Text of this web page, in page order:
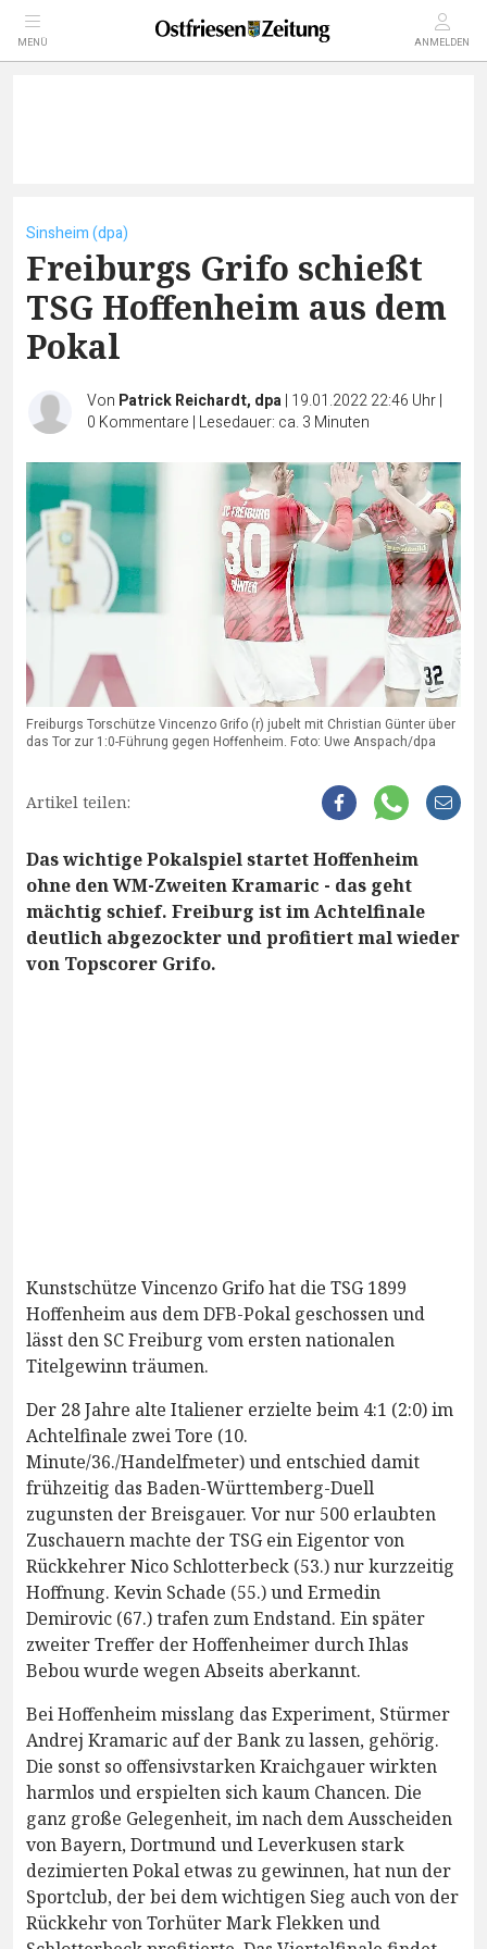
MENÜ ANMELDEN
Sinsheim (dpa)
Freiburgs Grifo schießt
TSG Hoffenheim aus dem
Pokal
Von Patrick Reichardt, dpa| 19.01.2022 22:46 Uhr|
0 Kommentare | Lesedauer: ca. 3 Minuten
Freiburgs Torschütze Vincenzo Grifo (r) jubelt mit Christian Günter über
das Tor zur 1:0-Führung gegen Hoffenheim. Foto: Uwe Anspach/dpa
Artikel teilen:
Das wichtige Pokalspiel startet Hoffenheim
ohne den WM-Zweiten Kramaric - das geht
mächtig schief. Freiburg ist im Achtelfinale
deutlich abgezockter und profitiert mal wieder
von Topscorer Grifo.
Kunstschütze Vincenzo Grifo hat die TSG 1899
Hoffenheim aus dem DFB-Pokal geschossen und
lässt den SC Freiburg vom ersten nationalen
Titelgewinn träumen.
Der 28 Jahre alte Italiener erzielte beim 4:1 (2:0) im
Achtelfinale zwei Tore (10.
Minute/36./Handelfmeter) und entschied damit
frühzeitig das Baden-Württemberg-Duell
zugunsten der Breisgauer. Vor nur 500 erlaubten
Zuschauern machte der TSG ein Eigentor von
Rückkehrer Nico Schlotterbeck (53.) nur kurzzeitig
Hoffnung. Kevin Schade (55.) und Ermedin
Demirovic (67.) trafen zum Endstand. Ein später
zweiter Treffer der Hoffenheimer durch Ihlas
Bebou wurde wegen Abseits aberkannt.
Bei Hoffenheim misslang das Experiment, Stürmer
Andrej Kramaric auf der Bank zu lassen, gehörig.
Die sonst so offensivstarken Kraichgauer wirkten
harmlos und erspielten sich kaum Chancen. Die
ganz große Gelegenheit, im nach dem Ausscheiden
von Bayern, Dortmund und Leverkusen stark
dezimierten Pokal etwas zu gewinnen, hat nun der
Sportclub, der bei dem wichtigen Sieg auch von der
Rückkehr von Torhüter Mark Flekken und